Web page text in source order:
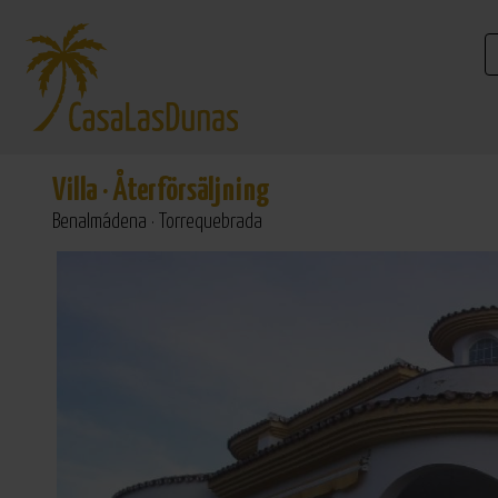
Villa ·Återförsäljning
Benalmádena · Torrequebrada